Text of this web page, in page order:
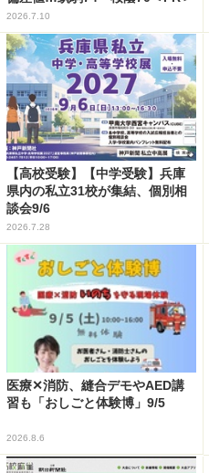
2026.7.10
【高校受験】【中学受験】兵庫
県内の私立31校が集結、個別相
談会9/6
2026.7.28
医療✕消防、縫合デモやAED講
習も「おしごと体験博」9/5
2026.8.6